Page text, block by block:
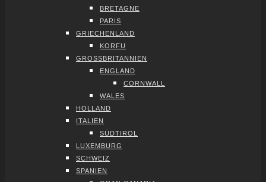
BRE­TA­GNE
PARIS
GRIE­CHEN­LAND
KOR­FU
GROSS­BRI­TAN­NI­EN
ENG­LAND
CORN­WALL
WALES
HOL­LAND
ITA­LI­EN
SÜD­TI­ROL
LUXEM­BURG
SCHWEIZ
SPA­NI­EN